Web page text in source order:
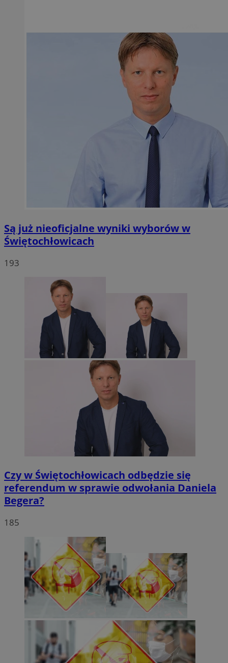
Są już nieoficjalne wyniki wyborów w
Świętochłowicach
193
Czy w Świętochłowicach odbędzie się
referendum w sprawie odwołania Daniela
Begera?
185